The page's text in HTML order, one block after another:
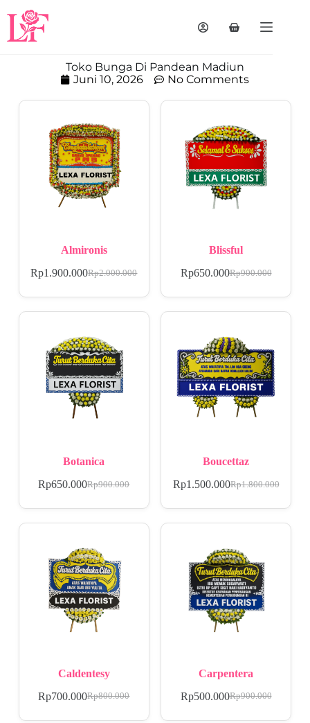
Toko Bunga Di Pandean Madiun
Juni 10, 2026
No Comments
Almironis
Rp2.000.000
Rp1.900.000
Blissful
Rp900.000
Rp650.000
Botanica
Rp900.000
Rp650.000
Boucettaz
Rp1.800.000
Rp1.500.000
Caldentesy
Rp800.000
Rp700.000
Carpentera
Rp900.000
Rp500.000